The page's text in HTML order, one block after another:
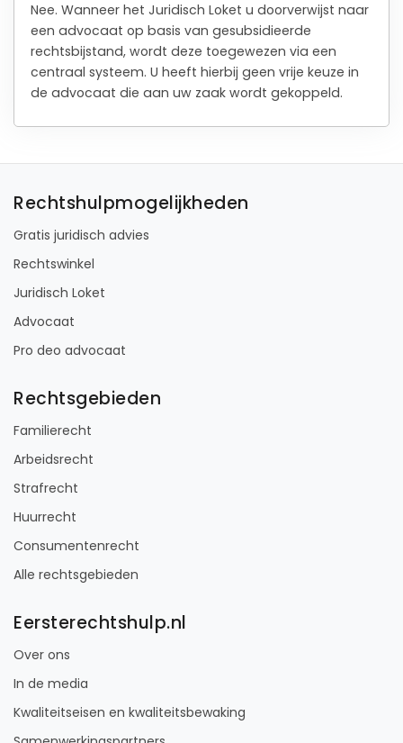
Nee. Wanneer het Juridisch Loket u doorverwijst naar
een advocaat op basis van gesubsidieerde
rechtsbijstand, wordt deze toegewezen via een
centraal systeem. U heeft hierbij geen vrije keuze in
de advocaat die aan uw zaak wordt gekoppeld.
Rechtshulpmogelijkheden
Gratis juridisch advies
Rechtswinkel
Juridisch Loket
Advocaat
Pro deo advocaat
Rechtsgebieden
Familierecht
Arbeidsrecht
Strafrecht
Huurrecht
Consumentenrecht
Alle rechtsgebieden
Eersterechtshulp.nl
Over ons
In de media
Kwaliteitseisen en kwaliteitsbewaking